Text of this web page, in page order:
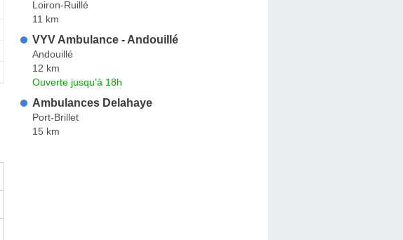
Loiron-Ruillé
11 km
VYV Ambulance - Andouillé
Andouillé
12 km
Ouverte jusqu'à 18h
Ambulances Delahaye
Port-Brillet
15 km